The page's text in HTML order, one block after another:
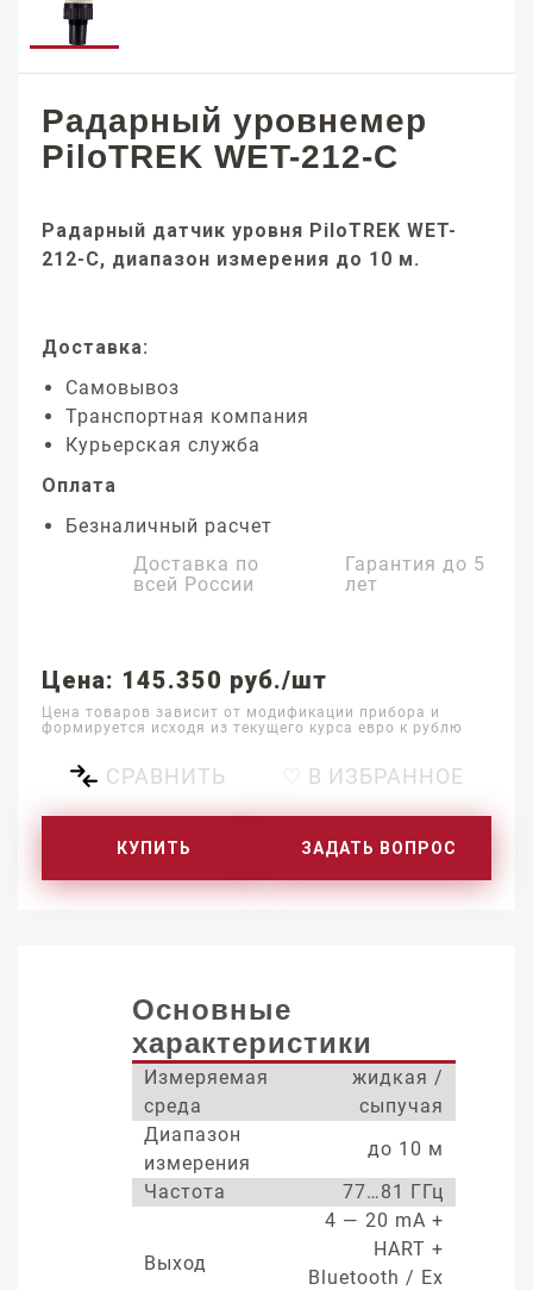
Радарный уровнемер
PiloTREK WET-212-C
Радарный датчик уровня PiloTREK WET-
212-C, диапазон измерения до 10 м.
Доставка:
Самовывоз
Транспортная компания
Курьерская служба
Оплата
Безналичный расчет
Доставка по
всей России
Гарантия до 5
лет
Цена: 145.350 руб./шт
Цена товаров зависит от модификации прибора и
формируется исходя из текущего курса евро к рублю
СРАВНИТЬ ♡ В ИЗБРАННОЕ
КУПИТЬ ЗАДАТЬ ВОПРОС
Основные
характеристики
Измеряемая
среда
жидкая /
сыпучая
Диапазон
измерения
до 10 м
Частота
77…81 ГГц
Выход
4 — 20 mA +
HART +
Bluetooth / Ex